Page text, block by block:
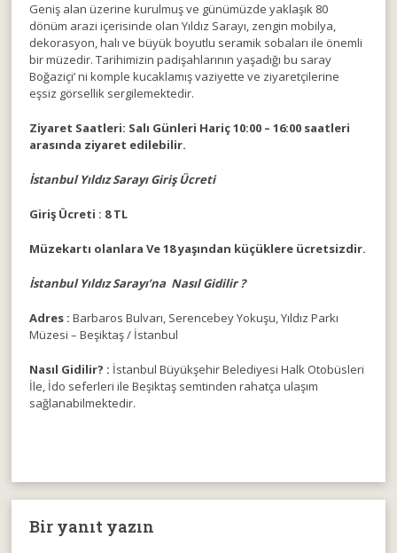
Geniş alan üzerine kurulmuş ve günümüzde yaklaşık 80
dönüm arazi içerisinde olan Yıldız Sarayı, zengin mobilya,
dekorasyon, halı ve büyük boyutlu seramik sobaları ile önemli
bir müzedir. Tarihimizin padişahlarının yaşadığı bu saray
Boğaziçi’ ni komple kucaklamış vaziyette ve ziyaretçilerine
eşsiz görsellik sergilemektedir.
Ziyaret Saatleri: Salı Günleri Hariç 10:00 – 16:00 saatleri
arasında ziyaret edilebilir.
İstanbul Yıldız Sarayı Giriş Ücreti
Giriş Ücreti : 8 TL
Müzekartı olanlara Ve 18 yaşından küçüklere ücretsizdir.
İstanbul Yıldız Sarayı’na Nasıl Gidilir ?
Adres : Barbaros Bulvarı, Serencebey Yokuşu, Yıldız Parkı
Müzesi – Beşiktaş / İstanbul
Nasıl Gidilir? : İstanbul Büyükşehir Belediyesi Halk Otobüsleri
İle, İdo seferleri ile Beşiktaş semtinden rahatça ulaşım
sağlanabilmektedir.
Bir yanıt yazın